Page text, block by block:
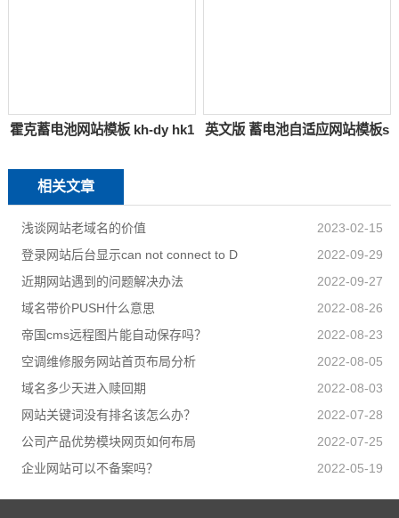
霍克蓄电池网站模板 kh-dy hk1 英文版 蓄电池自适应网站模板s
相关文章
浅谈网站老域名的价值
2023-02-15
登录网站后台显示can not connect to D
2022-09-29
近期网站遇到的问题解决办法
2022-09-27
域名带价PUSH什么意思
2022-08-26
帝国cms远程图片能自动保存吗？
2022-08-23
空调维修服务网站首页布局分析
2022-08-05
域名多少天进入赎回期
2022-08-03
网站关键词没有排名该怎么办？
2022-07-28
公司产品优势模块网页如何布局
2022-07-25
企业网站可以不备案吗？
2022-05-19